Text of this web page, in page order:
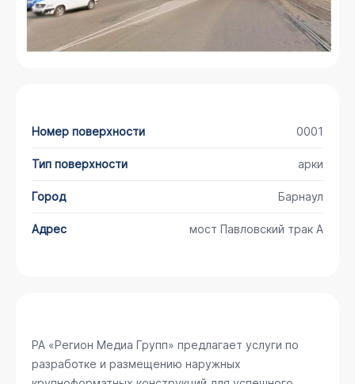
Номер поверхности 0001
Тип поверхности арки
Город Барнаул
Адрес мост Павловский трак А
РА «Регион Медиа Групп» предлагает услуги по
разработке и размещению наружных